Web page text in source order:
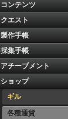
コンテンツ
クエスト
製作手帳
採集手帳
アチーブメント
ショップ
ギル
各種通貨